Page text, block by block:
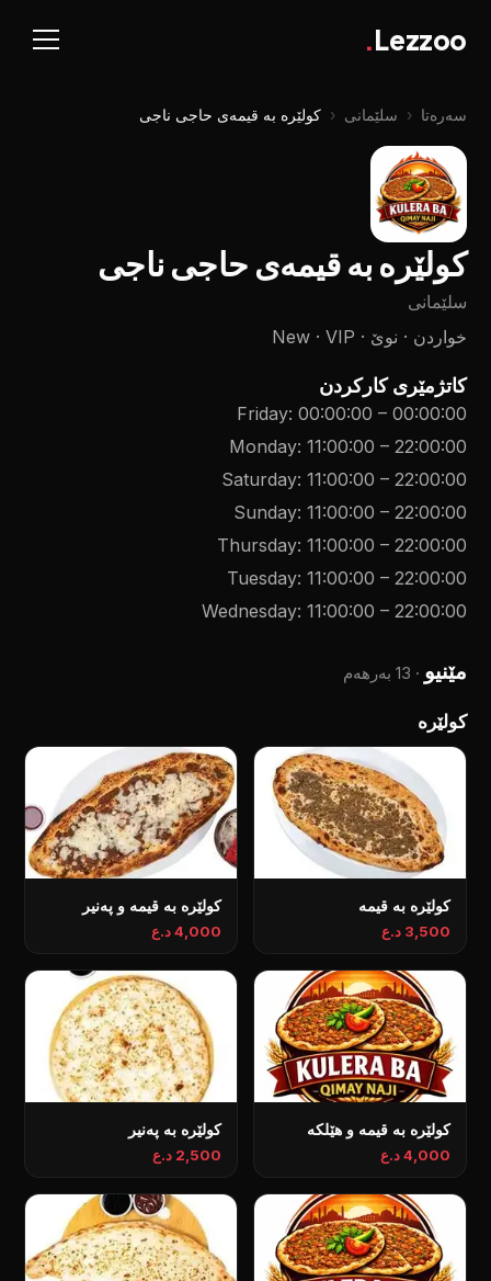
Lezzoo
.
سەرەتا ‹ سلێمانی ‹ کولێرە بە قیمەی حاجی ناجی
کولێرە بە قیمەی حاجی ناجی
سلێمانی
خواردن · نوێ · New · VIP
کاتژمێری کارکردن
Friday: 00:00:00 – 00:00:00
Monday: 11:00:00 – 22:00:00
Saturday: 11:00:00 – 22:00:00
Sunday: 11:00:00 – 22:00:00
Thursday: 11:00:00 – 22:00:00
Tuesday: 11:00:00 – 22:00:00
Wednesday: 11:00:00 – 22:00:00
مێنیو · 13 بەرهەم
کولێرە
کولێرە بە قیمە
3,500 د.ع
کولێرە بە قیمە و پەنیر
4,000 د.ع
کولێرە بە قیمە و هێلکە
4,000 د.ع
کولێرە بە پەنیر
2,500 د.ع